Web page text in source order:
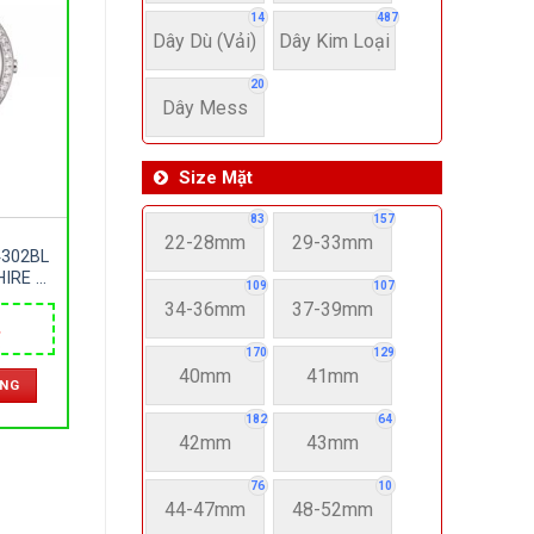
14
Dây Dù (Vải)
487
Dây Kim Loại
20
Dây Mess
Size Mặt
83
22-28mm
157
29-33mm
109
34-36mm
107
37-39mm
170
40mm
129
41mm
182
42mm
64
43mm
76
44-47mm
10
48-52mm
–
34MM
₫.